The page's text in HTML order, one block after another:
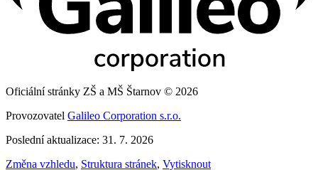
Oficiální stránky ZŠ a MŠ Štarnov © 2026
Provozovatel Galileo Corporation s.r.o.
Poslední aktualizace: 31. 7. 2026
Změna vzhledu, Struktura stránek, Vytisknout